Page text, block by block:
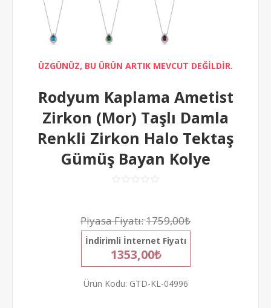
ÜZGÜNÜZ, BU ÜRÜN ARTIK MEVCUT DEĞİLDİR.
Rodyum Kaplama Ametist
Zirkon (Mor) Taşlı Damla
Renkli Zirkon Halo Tektaş
Gümüş Bayan Kolye
Piyasa Fiyatı:1759,00₺
İndirimli İnternet Fiyatı
1353,00₺
Ürün Kodu: GTD-KL-04996